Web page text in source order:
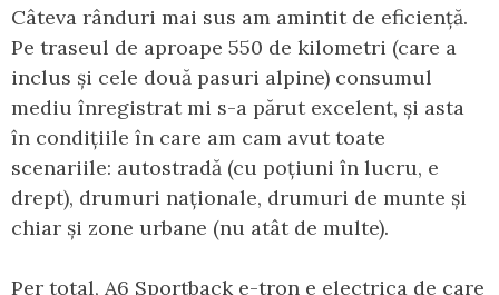
Câteva rânduri mai sus am amintit de eficiență.
Pe traseul de aproape 550 de kilometri (care a
inclus și cele două pasuri alpine) consumul
mediu înregistrat mi s-a părut excelent, și asta
în condițiile în care am cam avut toate
scenariile: autostradă (cu poțiuni în lucru, e
drept), drumuri naționale, drumuri de munte și
chiar și zone urbane (nu atât de multe).
Per total, A6 Sportback e-tron e electrica de care